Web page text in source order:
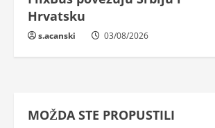
d
i
g
Hrvatsku
s.acanski 03/08/2026
MOŽDA STE PROPUSTILI